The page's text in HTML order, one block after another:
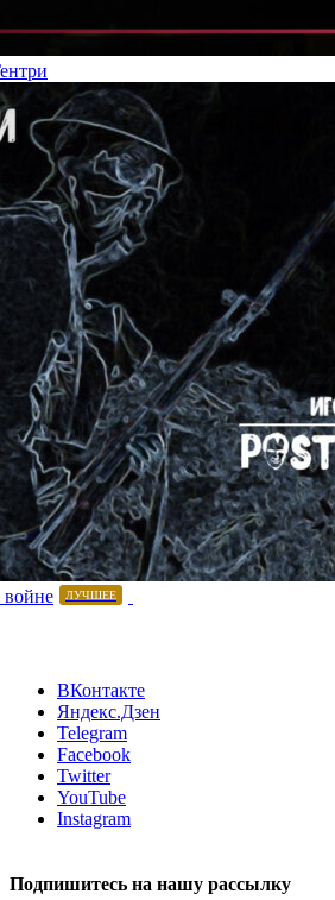
ЛУЧШЕЕ
ВКонтакте
Яндекс.Дзен
Telegram
Facebook
Twitter
YouTube
Instagram
Подпишитесь на нашу рассылку